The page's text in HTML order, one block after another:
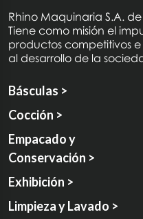
Rhino Maquinaria S.A.
Tiene como misión el
productos competitivos
al desarrollo de la
Básculas >
Cocción >
Empacado y
Conservación >
Exhibición >
Limpieza y Lavado >